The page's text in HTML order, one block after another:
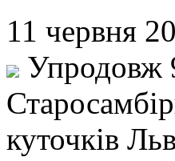
11 червня
Упродовж
куточків